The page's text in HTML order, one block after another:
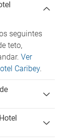
seguintes
teto,
Ver
Caribey.